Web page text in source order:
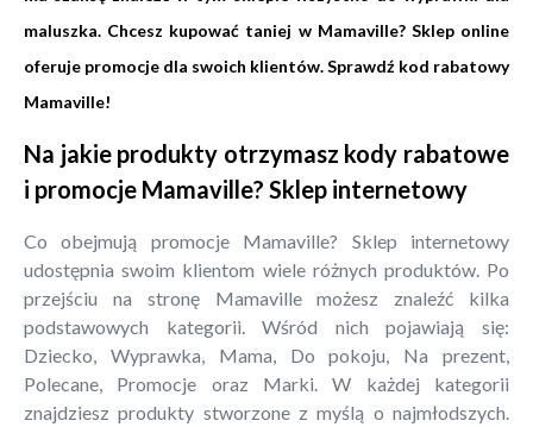
maluszka. Chcesz kupować taniej w Mamaville? Sklep online
oferuje promocje dla swoich klientów. Sprawdź kod rabatowy
Mamaville!
Na jakie produkty otrzymasz kody rabatowe
i promocje Mamaville? Sklep internetowy
Co obejmują promocje Mamaville? Sklep internetowy
udostępnia swoim klientom wiele różnych produktów. Po
przejściu na stronę Mamaville możesz znaleźć kilka
podstawowych kategorii. Wśród nich pojawiają się:
Dziecko, Wyprawka, Mama, Do pokoju, Na prezent,
Polecane, Promocje oraz Marki. W każdej kategorii
znajdziesz produkty stworzone z myślą o najmłodszych.